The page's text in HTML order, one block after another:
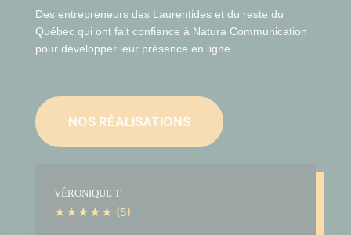
Des entrepreneurs des Laurentides et du reste du
Québec qui ont fait confiance à Natura Communication
pour développer leur présence en ligne.
NOS RÉALISATIONS
VÉRONIQUE T.
★★★★★ (5)